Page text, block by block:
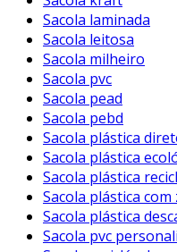
Sacola laminada
Sacola leitosa
Sacola milheiro
Sacola pvc
Sacola pead
Sacola pebd
Sacola plástica
Sacola plástica
Sacola plástica
Sacola plástica
Sacola plástica
Sacola pvc